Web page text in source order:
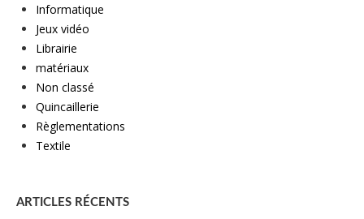
Informatique
Jeux vidéo
Librairie
matériaux
Non classé
Quincaillerie
Règlementations
Textile
ARTICLES RÉCENTS